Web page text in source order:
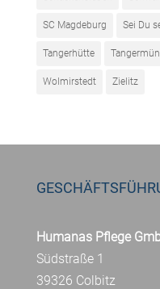
SC Magdeburg Sei Du
Tangerhütte
Wolmirstedt Zielitz
Humanas Pflege
Südstraße 1
39326 Colbitz